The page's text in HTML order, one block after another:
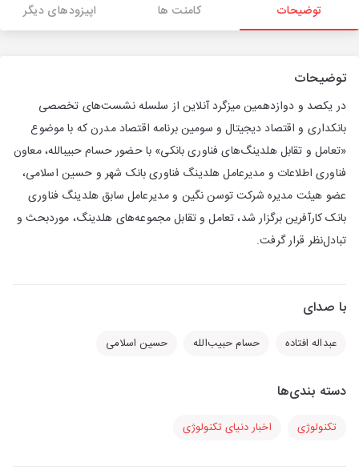
توضیحات کامنت ها اپیزودهای دیگر
توضیحات
در یکصد و دوازدهمین میزگرد آنلاین از سلسله نشست­‌های تخصصی
بانکداری و اقتصاد دیجیتال و سومین برنامه اقتصاد مدرن که با موضوع
«تعامل و تقابل هلدینگ­‌های فناوری بانکی» با حضور حسام حبیب­الله، معاون
فناوری اطلاعات و مدیرعامل هلدینگ فناوری بانک شهر و حسین اسلامی،
عضو هیئت مدیره شرکت توسن نگین و مدیرعامل سابق هلدینگ فناوری
بانک کارآفرین برگزار شد، تعامل و تقابل مجموعه­‌های هلدینگ، موردبحث و
تبادل‌­نظر قرار گرفت.
با صدای
عبداله افتاده حسام حبیب‌­الله حسین اسلامی
دسته بندی‌ها
تکنولوژی اخبار دنیای تکنولوژی